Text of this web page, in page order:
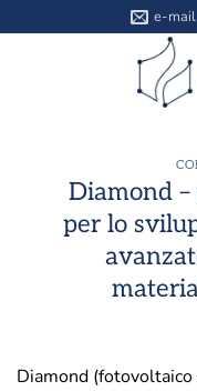
to
e-mail
Diamond
per lo
Diamond